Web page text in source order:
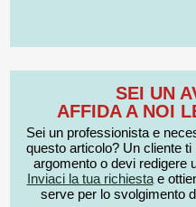
SEI UN
AFFIDA A NOI
Sei un professionista e
questo articolo? Un cliente ti
argomento o devi redigere
Inviaci la tua richiestae
serve per lo svolgimento